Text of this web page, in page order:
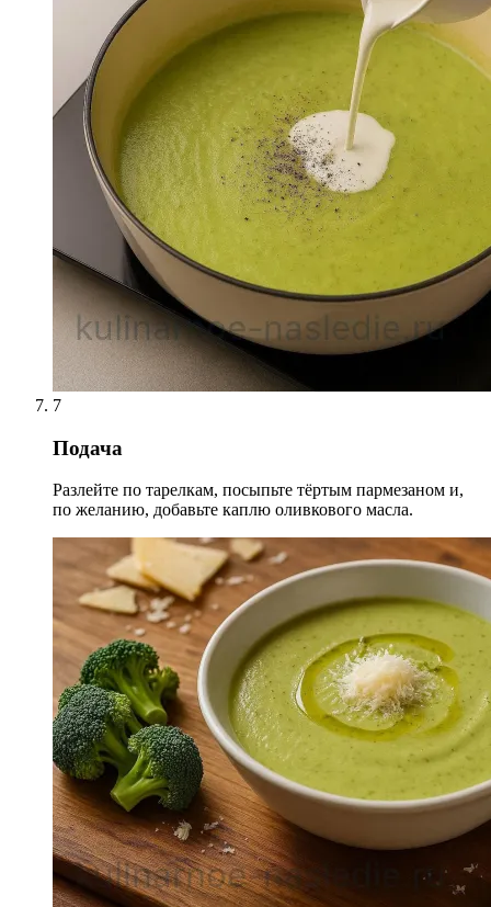
7
Подача
Разлейте по тарелкам, посыпьте тёртым пармезаном и,
по желанию, добавьте каплю оливкового масла.